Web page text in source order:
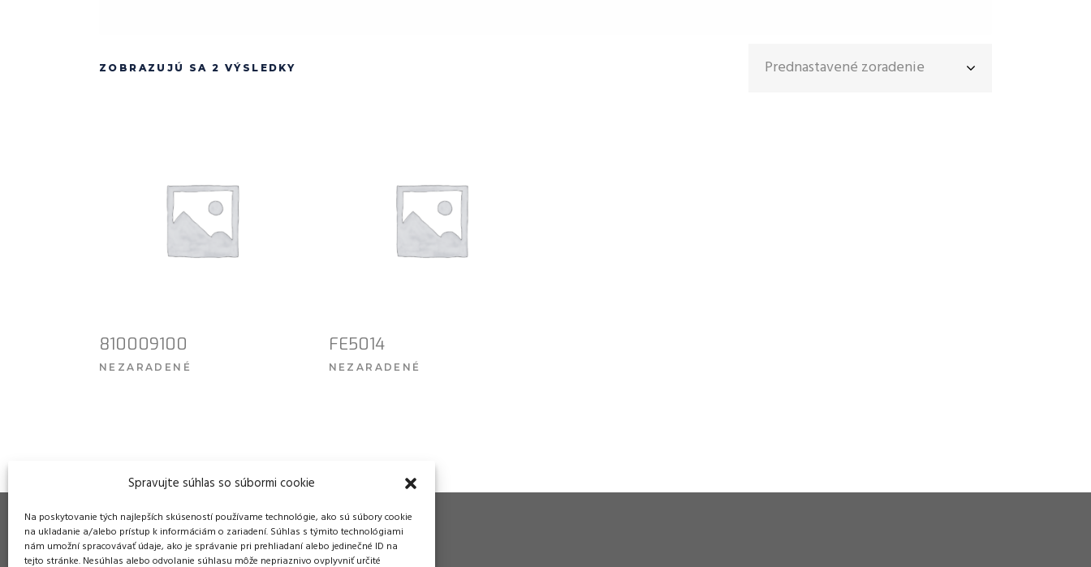
Spravujte súhlas so súbormi cookie
Na poskytovanie tých najlepších skúseností používame technológie, ako sú súbory cookie
na ukladanie a/alebo prístup k informáciám o zariadení. Súhlas s týmito technológiami
nám umožní spracovávať údaje, ako je správanie pri prehliadaní alebo jedinečné ID na
tejto stránke. Nesúhlas alebo odvolanie súhlasu môže nepriaznivo ovplyvniť určité
ZOBRAZUJÚ SA 2 VÝSLEDKY Prednastavené zoradenie
810009100
NEZARADENÉ
FE5014
NEZARADENÉ